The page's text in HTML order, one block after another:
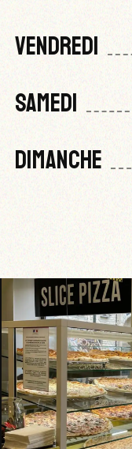
VENDREDI
SAMEDI
DIMANCHE